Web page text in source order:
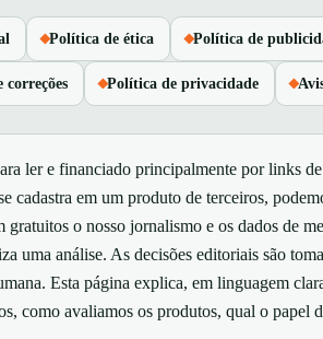
Política de ética Política de
correções Política de privacidade
ler e financiado principalmente por links
cadastra em um produto de terceiros,
gratuitos o nosso jornalismo e os dados de
uma análise. As decisões editoriais são
Esta página explica, em linguagem
como avaliamos os produtos, qual o papel